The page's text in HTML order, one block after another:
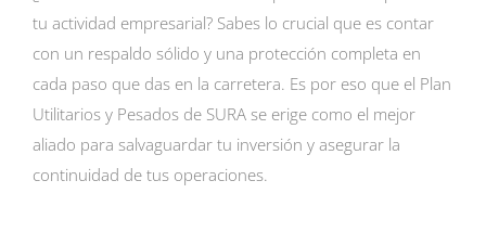
tu actividad empresarial? Sabes lo crucial que es contar
con un respaldo sólido y una protección completa en
cada paso que das en la carretera. Es por eso que el Plan
Utilitarios y Pesados de SURA se erige como el mejor
aliado para salvaguardar tu inversión y asegurar la
continuidad de tus operaciones.